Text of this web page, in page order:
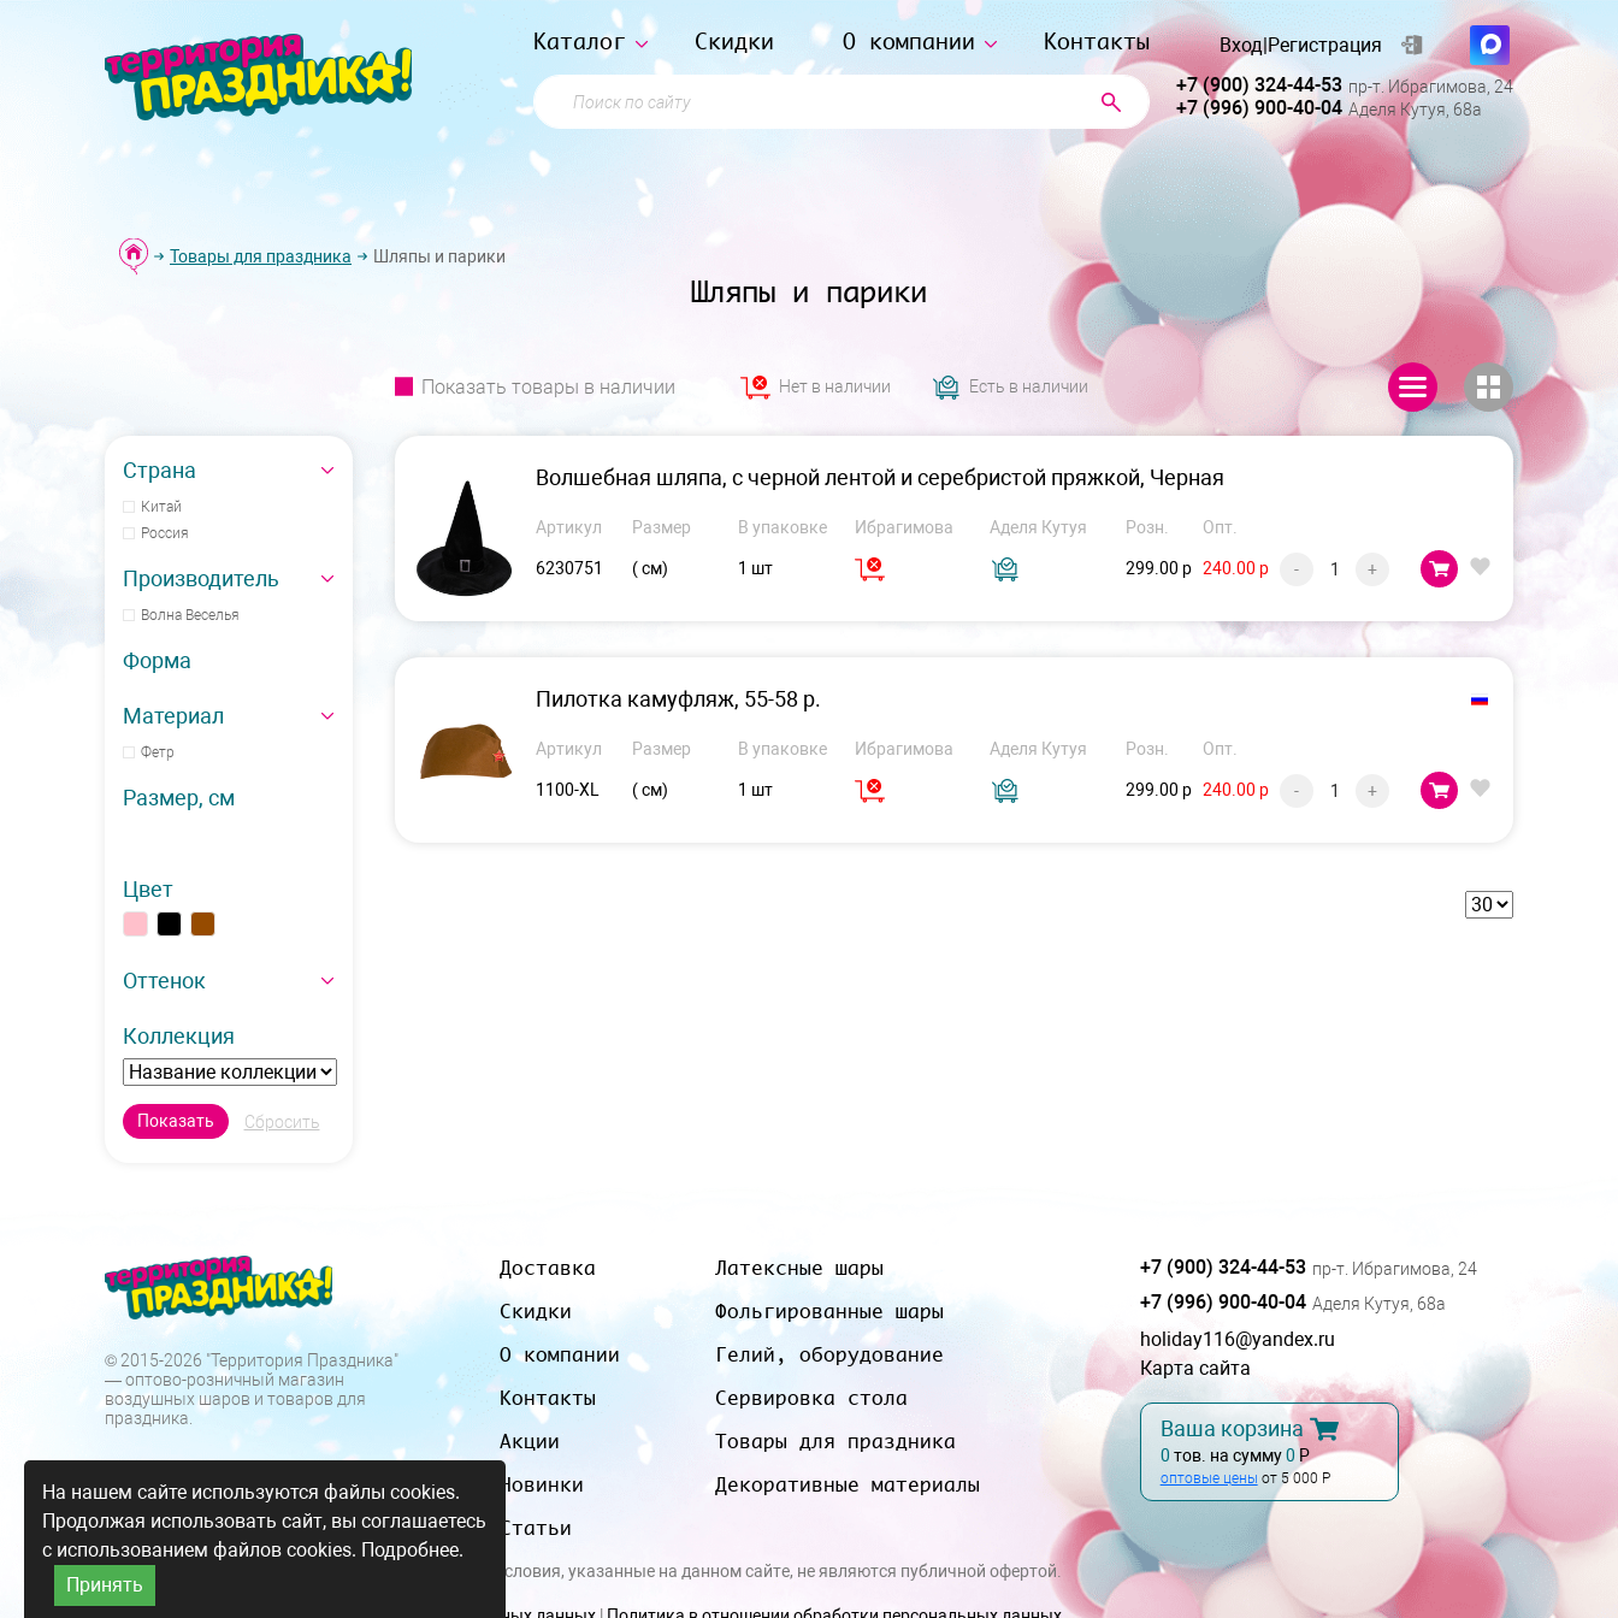
Каталог Скидки О компании Контакты
Поиск по сайту
Вход|Регистрация
+7 (900) 324-44-53 пр-т. Ибрагимова, 24
+7 (996) 900-40-04 Аделя Кутуя, 68а
Товары для праздника Шляпы и парики
Шляпы и парики
Страна
Китай
Россия
Производитель
Волна Веселья
Форма
Материал
Фетр
Размер, см
Цвет
Оттенок
Коллекция
Показать товары в наличии Нет в наличии Есть в наличии
Волшебная шляпа, с черной лентой и серебристой пряжкой, Черная
Артикул Размер В упаковке Ибрагимова Аделя Кутуя Розн. Опт.
6230751 ( см) 1 шт 299.00 р 240.00 р - +
Пилотка камуфляж, 55-58 р.
Артикул Размер В упаковке Ибрагимова Аделя Кутуя Розн. Опт.
1100-XL ( см) 1 шт 299.00 р 240.00 р - +
© 2015-2026 "Территория Праздника"
— оптово-розничный магазин
воздушных шаров и товаров для
праздника.
Доставка
Скидки
О компании
Контакты
Акции
Новинки
Статьи
Латексные шары
Фольгированные шары
Гелий, оборудование
Сервировка стола
Товары для праздника
Декоративные материалы
+7 (900) 324-44-53 пр-т. Ибрагимова, 24
+7 (996) 900-40-04 Аделя Кутуя, 68а
holiday116@yandex.ru
Карта сайта
Ваша корзина
0 тов. на сумму0 Р
оптовые цены от 5 000 Р
Все цены и условия, указанные на данном сайте, не являются публичной офертой.
На нашем сайте используются файлы cookies.
Продолжая использовать сайт, вы соглашаетесь
с использованием файлов cookies. Подробнее.
Принять